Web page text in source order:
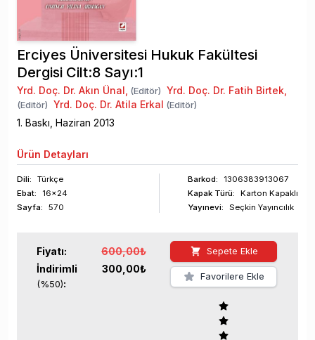
Erciyes Üniversitesi Hukuk Fakültesi
Dergisi Cilt:8 Sayı:1
Yrd. Doç. Dr. Akın Ünal (Editör) Yrd. Doç. Dr. Fatih Birtek
(Editör) Yrd. Doç. Dr. Atila Erkal (Editör)
1. Baskı, Haziran 2013
Ürün Detayları
Dili:
Türkçe
Ebat:
16x24
Sayfa: 570
Barkod:
1306383913067
Kapak Türü:
Karton Kapaklı
Yayınevi:
Seçkin Yayıncılık
Fiyatı: 600,00₺
İndirimli
(%50):
300,00₺
Sepete Ekle
Favorilere Ekle